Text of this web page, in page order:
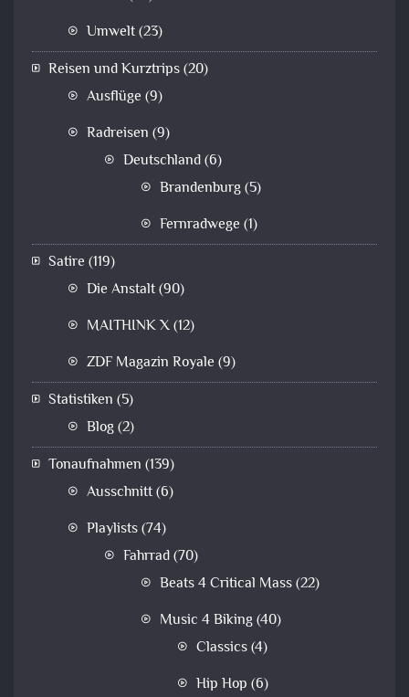
Umwelt(23)
Reisen und Kurztrips(20)
Ausflüge (9)
Radreisen (9)
Deutschland(6)
Brandenburg(5)
Fernradwege (1)
Satire (119)
Die Anstalt(90)
MAITHINK X(12)
ZDF Magazin Royale (9)
Statistiken (5)
Blog(2)
Tonaufnahmen (139)
Ausschnitt(6)
Playlists(74)
Fahrrad(70)
Beats 4 Critical Mass(22)
Music 4 Biking(40)
Classics(4)
Hip Hop (6)